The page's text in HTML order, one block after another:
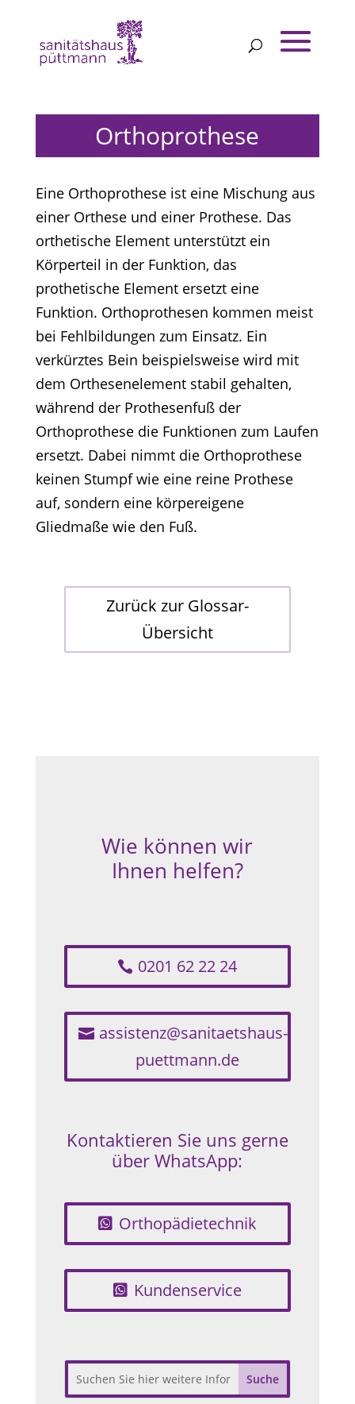
Orthoprothese
Eine Orthoprothese ist eine Mischung aus
einer Orthese und einer Prothese. Das
orthetische Element unterstützt ein
Körperteil in der Funktion, das
prothetische Element ersetzt eine
Funktion. Orthoprothesen kommen meist
bei Fehlbildungen zum Einsatz. Ein
verkürztes Bein beispielsweise wird mit
dem Orthesenelement stabil gehalten,
während der Prothesenfuß der
Orthoprothese die Funktionen zum Laufen
ersetzt. Dabei nimmt die Orthoprothese
keinen Stumpf wie eine reine Prothese
auf, sondern eine körpereigene
Gliedmaße wie den Fuß.
Zurück zur Glossar-
Übersicht
Wie können wir
Ihnen helfen?
0201 62 22 24
assistenz@sanitaetshaus-
puettmann.de
Kontaktieren Sie uns gerne
über WhatsApp:
Orthopädietechnik
Kundenservice